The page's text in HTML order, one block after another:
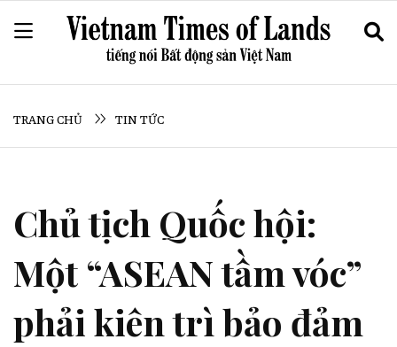
TRANG CHỦ TIN TỨC
Chủ tịch Quốc hội:
Một “ASEAN tầm vóc”
phải kiên trì bảo đảm